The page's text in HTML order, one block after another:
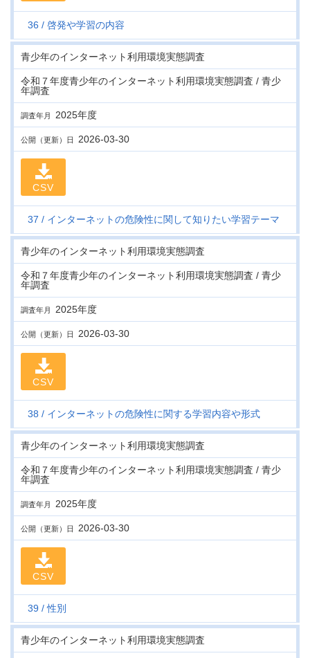
36 啓発や学習の内容
青少年のインターネット利用環境実態調査
令和７年度青少年のインターネット利用環境実態調査 / 青少
年調査
調査年月 2025年度
公開（更新）日 2026-03-30
CSV
37 インターネットの危険性に関して知りたい学習テーマ
青少年のインターネット利用環境実態調査
令和７年度青少年のインターネット利用環境実態調査 / 青少
年調査
調査年月 2025年度
公開（更新）日 2026-03-30
CSV
38 インターネットの危険性に関する学習内容や形式
青少年のインターネット利用環境実態調査
令和７年度青少年のインターネット利用環境実態調査 / 青少
年調査
調査年月 2025年度
公開（更新）日 2026-03-30
CSV
39 性別
青少年のインターネット利用環境実態調査